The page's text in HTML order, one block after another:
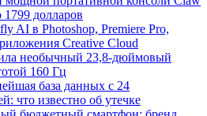
долларов
AI в Photoshop, Premiere Pro,
Creative Cloud
необычный 23,8-дюймовый
160 Гц
база данных с 24
что известно об утечке